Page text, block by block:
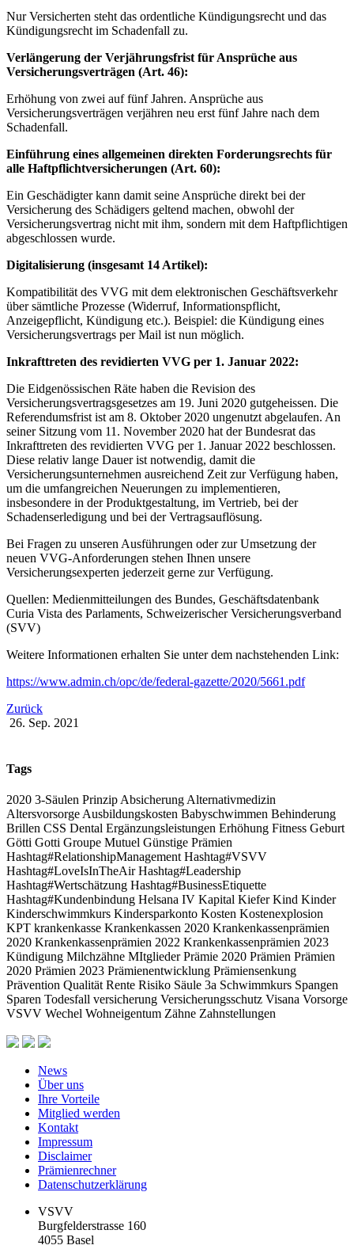
Nur Versicherten steht das ordentliche Kündigungsrecht und das
Kündigungsrecht im Schadenfall zu.
Verlängerung der Verjährungsfrist für Ansprüche aus
Versicherungsverträgen (Art. 46):
Erhöhung von zwei auf fünf Jahren. Ansprüche aus
Versicherungsverträgen verjähren neu erst fünf Jahre nach dem
Schadenfall.
Einführung eines allgemeinen direkten Forderungsrechts für
alle Haftpflichtversicherungen (Art. 60):
Ein Geschädigter kann damit seine Ansprüche direkt bei der
Versicherung des Schädigers geltend machen, obwohl der
Versicherungsvertrag nicht mit ihm, sondern mit dem Haftpflichtigen
abgeschlossen wurde.
Digitalisierung (insgesamt 14 Artikel):
Kompatibilität des VVG mit dem elektronischen Geschäftsverkehr
über sämtliche Prozesse (Widerruf, Informationspflicht,
Anzeigepflicht, Kündigung etc.). Beispiel: die Kündigung eines
Versicherungsvertrags per Mail ist nun möglich.
Inkrafttreten des revidierten VVG per 1. Januar 2022:
Die Eidgenössischen Räte haben die Revision des
Versicherungsvertragsgesetzes am 19. Juni 2020 gutgeheissen. Die
Referendumsfrist ist am 8. Oktober 2020 ungenutzt abgelaufen. An
seiner Sitzung vom 11. November 2020 hat der Bundesrat das
Inkrafttreten des revidierten VVG per 1. Januar 2022 beschlossen.
Diese relativ lange Dauer ist notwendig, damit die
Versicherungsunternehmen ausreichend Zeit zur Verfügung haben,
um die umfangreichen Neuerungen zu implementieren,
insbesondere in der Produktgestaltung, im Vertrieb, bei der
Schadenserledigung und bei der Vertragsauflösung.
Bei Fragen zu unseren Ausführungen oder zur Umsetzung der
neuen VVG-Anforderungen stehen Ihnen unsere
Versicherungsexperten jederzeit gerne zur Verfügung.
Quellen: Medienmitteilungen des Bundes, Geschäftsdatenbank
Curia Vista des Parlaments, Schweizerischer Versicherungsverband
(SVV)
Weitere Informationen erhalten Sie unter dem nachstehenden Link:
https://www.admin.ch/opc/de/federal-gazette/2020/5661.pdf
Zurück
26. Sep. 2021
Tags
2020 3-Säulen Prinzip Absicherung Alternativmedizin
Altersvorsorge Ausbildungskosten Babyschwimmen Behinderung
Brillen CSS Dental Ergänzungsleistungen Erhöhung Fitness Geburt
Götti Gotti Groupe Mutuel Günstige Prämien
Hashtag#RelationshipManagement Hashtag#VSVV
Hashtag#LoveIsInTheAir Hashtag#Leadership
Hashtag#Wertschätzung Hashtag#BusinessEtiquette
Hashtag#Kundenbindung Helsana IV Kapital KieferKind Kinder
Kinderschwimmkurs Kindersparkonto Kosten Kostenexplosion
KPT krankenkasse Krankenkassen 2020 Krankenkassenprämien
2020 Krankenkassenprämien 2022 Krankenkassenprämien 2023
Kündigung Milchzähne MItgliederPrämie 2020 Prämien Prämien
2020 Prämien 2023 Prämienentwicklung Prämiensenkung
Prävention Qualität Rente Risiko Säule 3a Schwimmkurs Spangen
Sparen Todesfall versicherung Versicherungsschutz Visana Vorsorge
VSVV Wechel Wohneigentum Zähne Zahnstellungen
News
Über uns
Ihre Vorteile
Mitglied werden
Kontakt
Impressum
Disclaimer
Prämienrechner
Datenschutzerklärung
VSVV
Burgfelderstrasse 160
4055 Basel